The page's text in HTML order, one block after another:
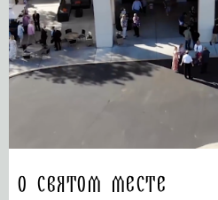
О святом месте